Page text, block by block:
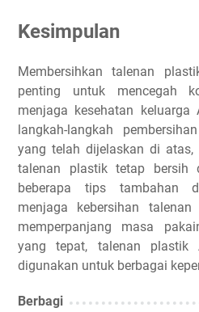
Kesimpulan
Membersihkan talenan
penting untuk mencegah
menjaga kesehatan keluarga
langkah-langkah
yang telah dijelaskan di atas,
talenan plastik tetap bersih
beberapa tips tambahan
menjaga kebersihan
memperpanjang masa
yang tepat, talenan plastik
digunakan untuk berbagai
Berbagi